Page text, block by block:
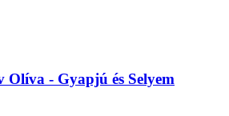
Olíva -​ Gyapjú és Selyem